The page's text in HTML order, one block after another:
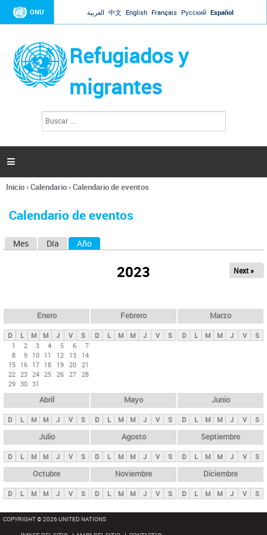
Jump to navigation
ONU العربية 中文 English Français Русский Español
Refugiados y
migrantes
l
d
s

Se
usted
Inicio›Calendario›Calendario de eventos
Calendario de eventos
s
p
n
i
p
a
l
s
Mes Día Año
2023 Next »
Enero
D L M M J V
S
1
2 3 4 5 6
7
8
9 10 11 12 13
14
15 16 17 18 19 20 21
22 23 24 25 26 27 28
29 30 31
Febrero
D L M M J V S
Marzo
D L M M J V S
Abril
D L M M J V S
Mayo
D L M M J V S
Junio
D L M M J V S
Julio
D L M M J V S
Agosto
D L M M J V S
Septiembre
D L M M J V S
Octubre
D L M M J V S
Noviembre
D L M M J V S
Diciembre
D L M M J V S
COPYRIGHT © 2026 UNITED NATIONS